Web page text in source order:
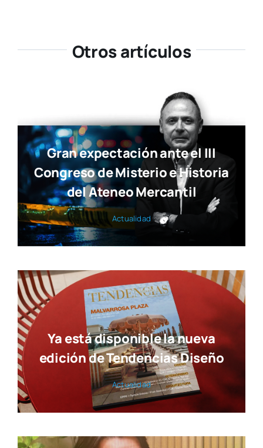
Otros artículos
Gran expectación ante el III
Congreso de Misterio e Historia
del Ateneo Mercantil
Actua­li­dad
Ya está disponible la nueva
edición de Tendencias Diseño
Actua­li­dad